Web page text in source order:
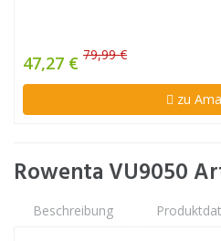
47,27 € 79,99 €
zu
Rowenta VU9050
Beschreibung